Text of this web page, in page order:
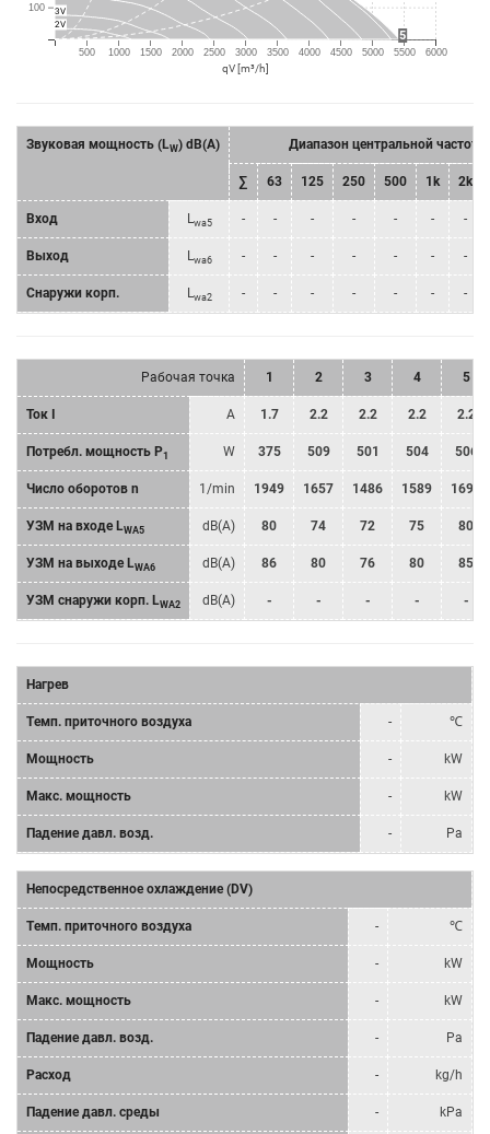
500 1000 1500 2000 2500 3000 3500 4000 4500 5000 5500 6000
100
qV [m³/h]
2V
3V
5
Звуковая мощность (LW) dB(A) Диапазон центральной частоты
∑ 63 125 250 500 1k 2k
Bход Lwa5 - - - - - - -
Bыход Lwa6 - - - - - - -
Снаружи корп. Lwa2 - - - - - - -
Рабочая точка 1 2 3 4 5
Ток I A 1.7 2.2 2.2 2.2 2.2
Потребл. мощность P1 W 375 509 501 504 506
Число оборотов n 1/min 1949 1657 1486 1589 1699
УЗМ на входе LWA5 dB(A) 80 74 72 75 80
УЗМ на выходе LWA6 dB(A) 86 80 76 80 85
УЗМ снаружи корп. LWA2 dB(A) - - - - -
Нагрев
Tемп. приточного воздуха - ℃
Мощность - kW
Mакс. мощность - kW
Падение давл. возд. - Pa
Непосредственное охлаждение (DV)
Tемп. приточного воздуха - ℃
Мощность - kW
Mакс. мощность - kW
Падение давл. возд. - Pa
Расход - kg/h
Падение давл. среды - kPa